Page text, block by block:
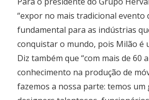
“expor no mais tradicional evento
fundamental para as indústrias
conquistar o mundo, pois Milão é
Diz também que “com mais de 60
conhecimento na produção de
fazemos a nossa parte: temos um